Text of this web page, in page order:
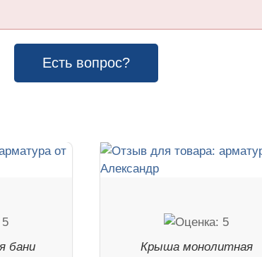
Есть вопрос?
бани
Крыша монолитная